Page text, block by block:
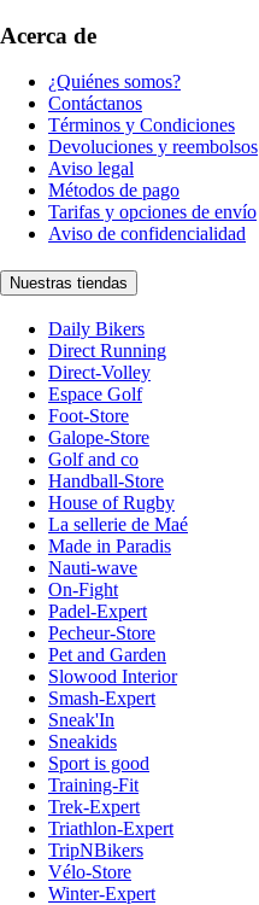
Acerca de
¿Quiénes somos?
Contáctanos
Términos y Condiciones
Devoluciones y reembolsos
Aviso legal
Métodos de pago
Tarifas y opciones de envío
Aviso de confidencialidad
Nuestras tiendas
Daily Bikers
Direct Running
Direct-Volley
Espace Golf
Foot-Store
Galope-Store
Golf and co
Handball-Store
House of Rugby
La sellerie de Maé
Made in Paradis
Nauti-wave
On-Fight
Padel-Expert
Pecheur-Store
Pet and Garden
Slowood Interior
Smash-Expert
Sneak'In
Sneakids
Sport is good
Training-Fit
Trek-Expert
Triathlon-Expert
TripNBikers
Vélo-Store
Winter-Expert